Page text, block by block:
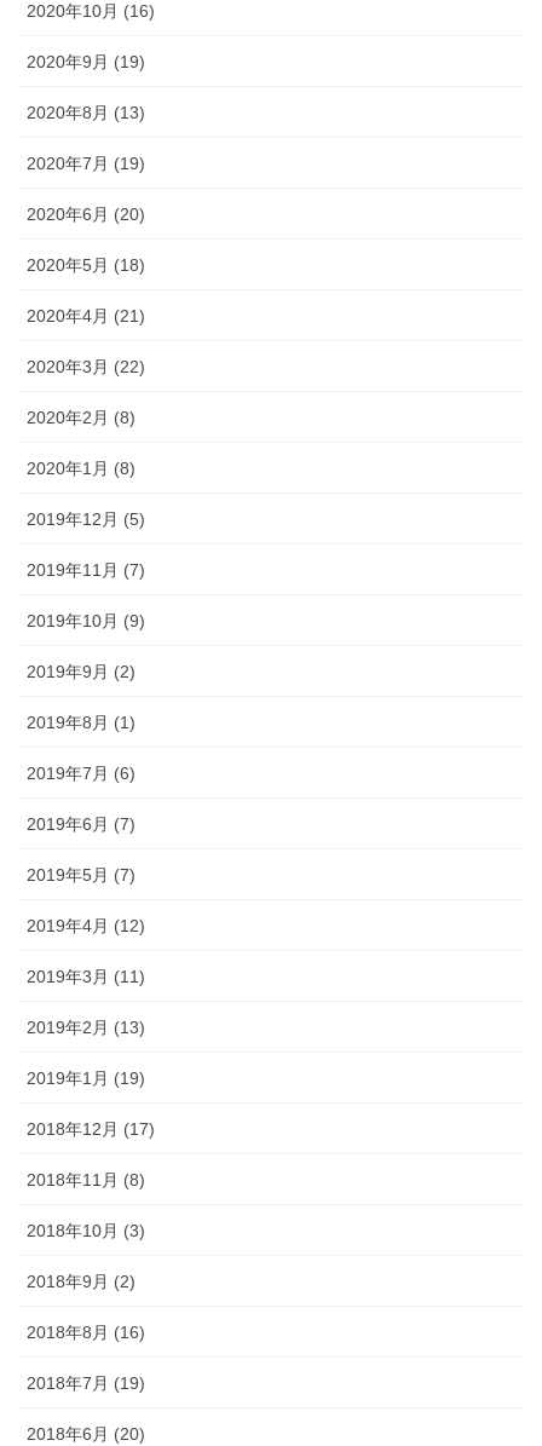
2020年10月 (16)
2020年9月 (19)
2020年8月 (13)
2020年7月 (19)
2020年6月 (20)
2020年5月 (18)
2020年4月 (21)
2020年3月 (22)
2020年2月 (8)
2020年1月 (8)
2019年12月 (5)
2019年11月 (7)
2019年10月 (9)
2019年9月 (2)
2019年8月 (1)
2019年7月 (6)
2019年6月 (7)
2019年5月 (7)
2019年4月 (12)
2019年3月 (11)
2019年2月 (13)
2019年1月 (19)
2018年12月 (17)
2018年11月 (8)
2018年10月 (3)
2018年9月 (2)
2018年8月 (16)
2018年7月 (19)
2018年6月 (20)